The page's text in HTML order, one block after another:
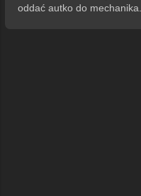
oddać autko do mechanika.